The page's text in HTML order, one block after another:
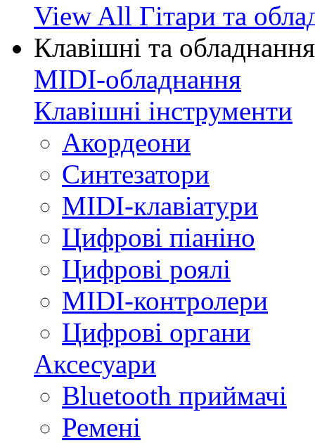
View All Гітари та
Клавішні та обладнання
MIDI-обладнання
Клавішні інструменти
Акордеони
Синтезатори
MIDI-клавіатури
Цифрові піаніно
Цифрові роялі
MIDI-контролери
Цифрові органи
Аксесуари
Bluetooth приймачі
Ремені